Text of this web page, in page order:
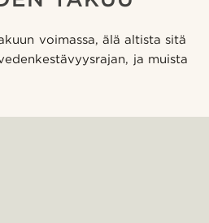
voimassa, älä altista sitä
ja muista